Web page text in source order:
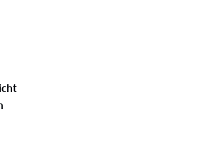
het waterafstotende
details en de vrolijke
grafische kruissteekpatroon en
voor een trendy uitstraling.
schouderhengsel, is de tas ook
dragen. De tas is vast te maken